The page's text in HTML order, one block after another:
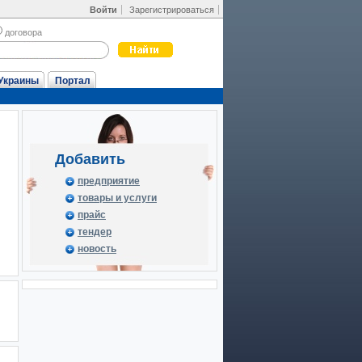
Войти Зарегистрироваться
договора
Портал
Добавить
предприятие
товары и услуги
прайс
тендер
новость